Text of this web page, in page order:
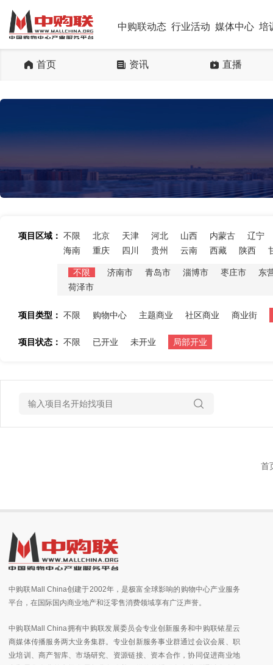
中购联动态 行业活动 媒体中心 培
首页 资讯 直播
项目区域： 不限 北京 天津 河北 山西 内蒙古
辽宁
海南
重庆 四川 贵州 云南 西藏 陕西
不限 济南市 青岛市 淄博市 枣庄市
东
荷泽市
项目类型： 不限 购物中心 主题商业 社区商业 商业街
项目状态： 不限 已开业 未开业 局部开业
首
中购联Mall China创建于2002年，是极富全球影响的购物中心产业服务
平台，在国际国内商业地产和泛零售消费领域享有广泛声誉。
中购联Mall China拥有中购联发展委员会专业创新服务和中购联铱星云
商媒体传播服务两大业务集群。专业创新服务事业群通过会议会展、职
业培训、商产智库、市场研究、资源链接、资本合作，协同促进商业地